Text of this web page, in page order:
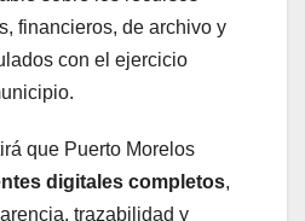
financieros, de archivo y
con el ejercicio
que Puerto Morelos
digitales completos,
trazabilidad y